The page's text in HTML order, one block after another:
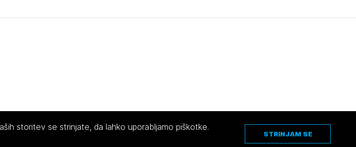
B_NATEČAJNA NALOGA
Zaključno poročilo
storitev se strinjate, da lahko uporabljamo piškotke.
STRINJAM SE